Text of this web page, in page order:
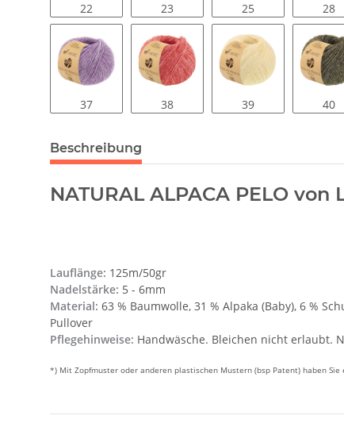
22 23 25 28
37 38 39 40
Beschreibung
NATURAL ALPACA PELO von
Lauflänge: 125m/50gr
Nadelstärke: 5 - 6mm
Material: 63 % Baumwolle, 31 % Alpaka (Baby), 6 %
Pullover
Pflegehinweise: Handwäsche. Bleichen nicht erlaubt.
*) Mit Zopfmuster oder anderen plastischen Mustern (bsp Patent) haben Sie